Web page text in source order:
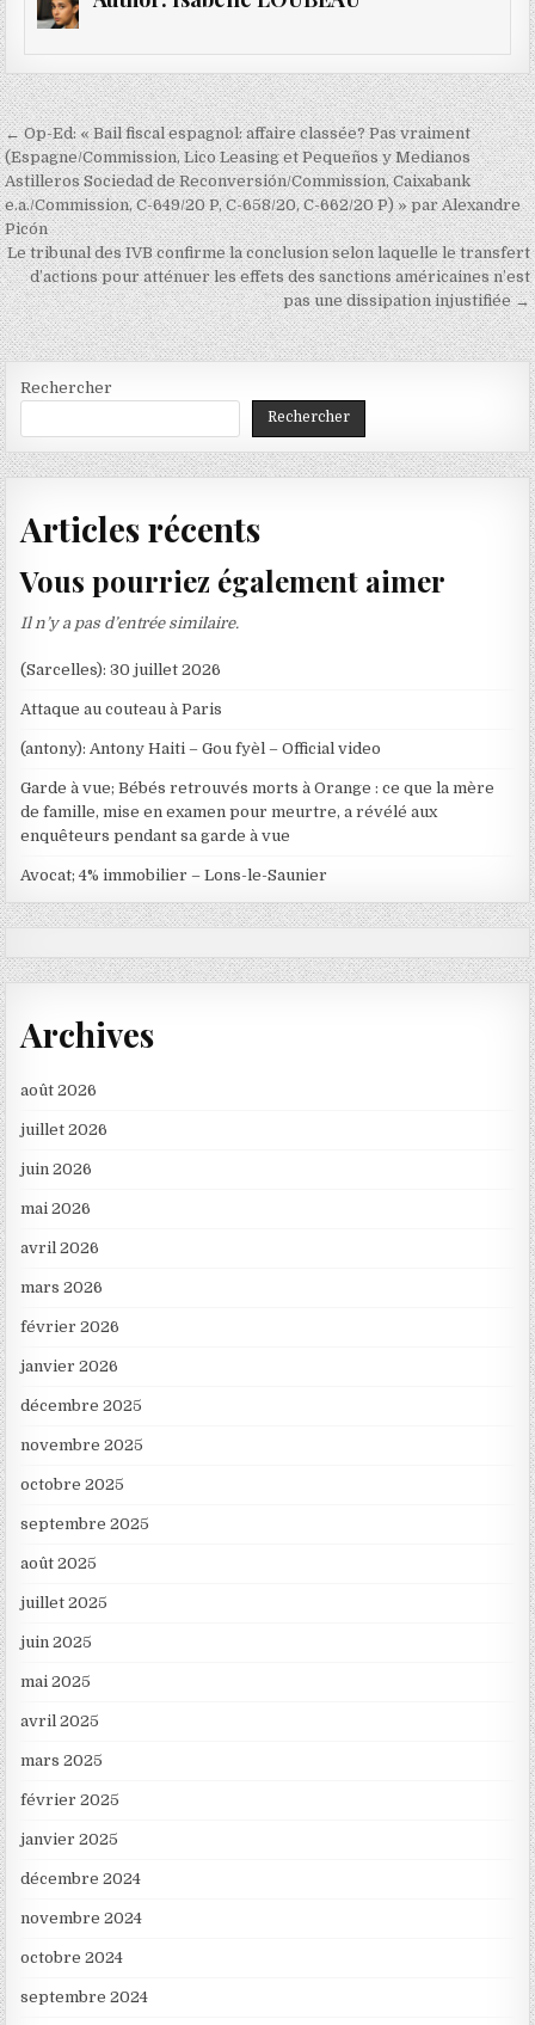
Navigation
de
l’article
← Op-Ed: « Bail fiscal espagnol: affaire classée? Pas vraiment
(Espagne/Commission, Lico Leasing et Pequeños y Medianos
Astilleros Sociedad de Reconversión/Commission, Caixabank
e.a./Commission, C-649/20 P, C-658/20, C-662/20 P) » par Alexandre
Picón
Le tribunal des IVB confirme la conclusion selon laquelle le transfert
d’actions pour atténuer les effets des sanctions américaines n’est
pas une dissipation injustifiée →
Rechercher
Rechercher
Articles récents
Vous pourriez également aimer
Il n’y a pas d’entrée similaire.
(Sarcelles): 30 juillet 2026
Attaque au couteau à Paris
(antony): Antony Haiti – Gou fyèl – Official video
Garde à vue; Bébés retrouvés morts à Orange : ce que la mère
de famille, mise en examen pour meurtre, a révélé aux
enquêteurs pendant sa garde à vue
Avocat; 4% immobilier – Lons-le-Saunier
Archives
août 2026
juillet 2026
juin 2026
mai 2026
avril 2026
mars 2026
février 2026
janvier 2026
décembre 2025
novembre 2025
octobre 2025
septembre 2025
août 2025
juillet 2025
juin 2025
mai 2025
avril 2025
mars 2025
février 2025
janvier 2025
décembre 2024
novembre 2024
octobre 2024
septembre 2024